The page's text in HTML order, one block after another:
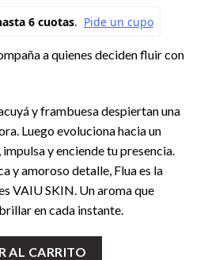
a quienes deciden fluir con
y frambuesa despiertan una
Luego evoluciona hacia un
y enciende tu presencia.
y amoroso detalle, Flua es la
VAIU SKIN. Un aroma que
en cada instante.
AL CARRITO